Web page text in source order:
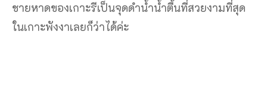
ชายหาดของเกาะรีเป็นจุดดำน้ำน้ำตื้นที่สวยงามที่สุด
ในเกาะพังงาเลยก็ว่าได้ค่ะ